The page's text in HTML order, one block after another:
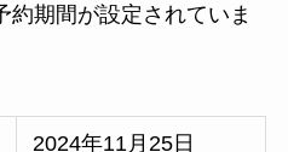
約期間が設定されていま
2024年11月25日